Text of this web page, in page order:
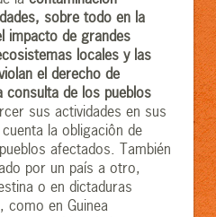
sobre todo en la
impacto de grandes
locales y las
el derecho de
consulta de los pueblos
sus actividades en sus
la obligaciôn de
afectados. También
por un país a otro,
o en dictaduras
como en Guinea